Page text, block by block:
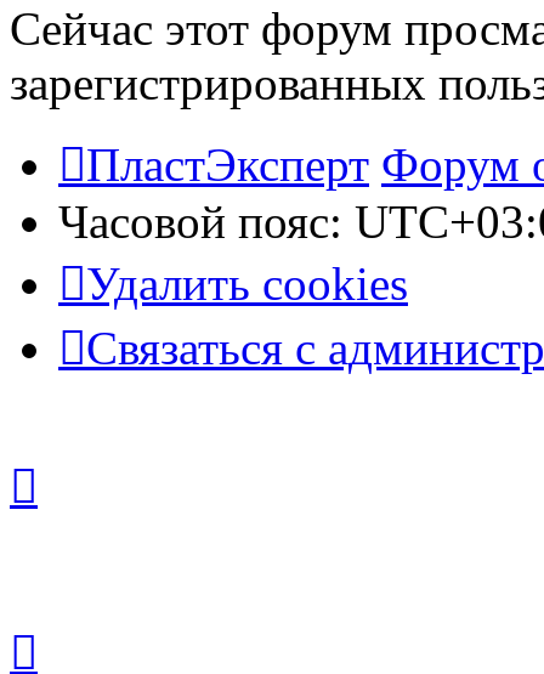
Сейчас этот форум
зарегистрированных
ПластЭксперт Форум
Часовой пояс:
Удалить cookies
Связаться с